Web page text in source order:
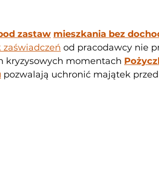
zastaw mieszkania bez
zaświadczeń od pracodawcy nie
kryzysowych momentach
pozwalają uchronić majątek